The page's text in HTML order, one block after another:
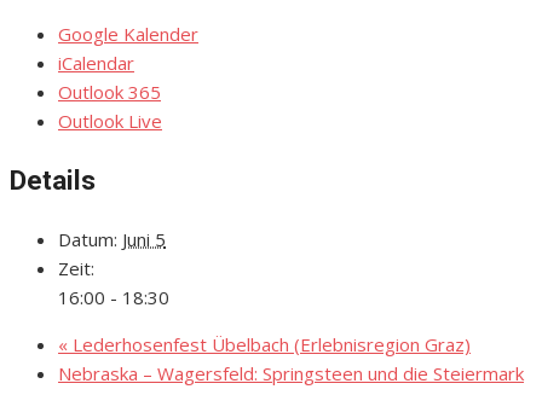
Google Kalender
iCalendar
Outlook 365
Outlook Live
Details
Datum: Juni 5
Zeit:
16:00 - 18:30
« Lederhosenfest Übelbach (Erlebnisregion Graz)
Nebraska – Wagersfeld: Springsteen und die Steiermark